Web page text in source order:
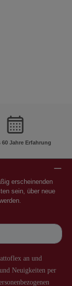
60 Jahre Erfahrung
erscheinenden
sein, über neue